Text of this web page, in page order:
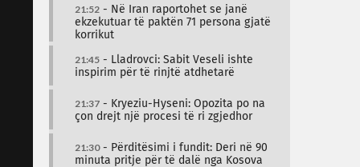
21:52 - Në Iran raportohet se janë
ekzekutuar të paktën 71 persona gjatë
korrikut
21:45 - Lladrovci: Sabit Veseli ishte
inspirim për të rinjtë atdhetarë
21:37 - Kryeziu-Hyseni: Opozita po na
çon drejt një procesi të ri zgjedhor
21:30- Përditësimi i fundit: Deri në 90
minuta pritje për të dalë nga Kosova